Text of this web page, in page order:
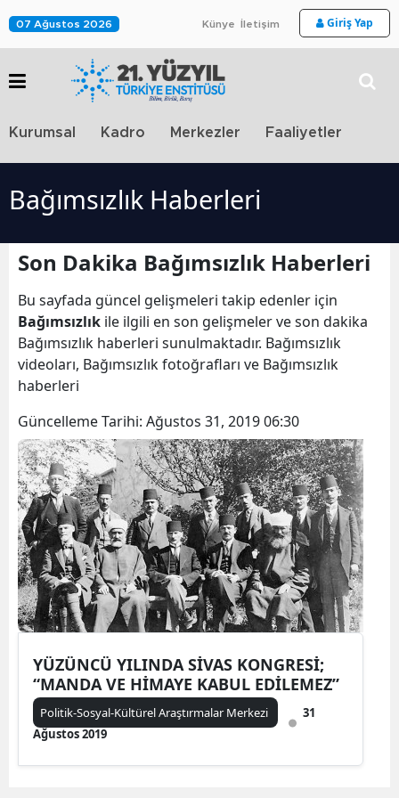
07 Ağustos 2026 Künye İletişim Giriş Yap
Kurumsal Kadro Merkezler Faaliyetler
Bağımsızlık Haberleri
Son Dakika Bağımsızlık Haberleri
Bu sayfada güncel gelişmeleri takip edenler için
Bağımsızlık ile ilgili en son gelişmeler ve son dakika
Bağımsızlık haberleri sunulmaktadır. Bağımsızlık
videoları, Bağımsızlık fotoğrafları ve Bağımsızlık
haberleri
Güncelleme Tarihi: Ağustos 31, 2019 06:30
YÜZÜNCÜ YILINDA SİVAS KONGRESİ;
“MANDA VE HİMAYE KABUL EDİLEMEZ”
Politik-Sosyal-Kültürel Araştırmalar Merkezi
31
Ağustos 2019